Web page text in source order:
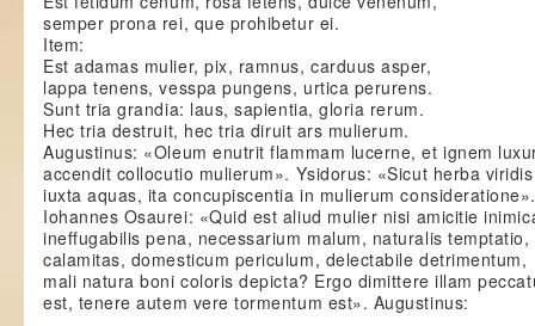
semper prona rei, que prohibetur ei.
Item:
Est adamas mulier, pix, ramnus, carduus asper,
lappa tenens, vesspa pungens, urtica perurens.
Sunt tria grandia: laus, sapientia, gloria rerum.
Hec tria destruit, hec tria diruit ars mulierum.
Augustinus: «Oleum enutrit flammam lucerne, et ignem
accendit collocutio mulierum». Ysidorus: «Sicut herba viridis
iuxta aquas, ita concupiscentia in mulierum consideratione».
Iohannes Osaurei: «Quid est aliud mulier nisi amicitie
ineffugabilis pena, necessarium malum, naturalis
calamitas, domesticum periculum, delectabile detrimentum,
mali natura boni coloris depicta? Ergo dimittere illam
est, tenere autem vere tormentum est». Augustinus: